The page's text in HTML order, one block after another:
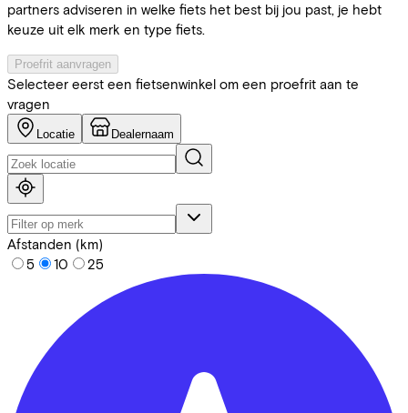
partners adviseren in welke fiets het best bij jou past, je hebt
keuze uit elk merk en type fiets.
Proefrit aanvragen
Selecteer eerst een fietsenwinkel om een proefrit aan te
vragen
Locatie Dealernaam
Afstanden (km)
5
10 25